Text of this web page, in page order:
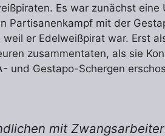
Es war zunächst
Partisanenkampf mit der
er Edelweißpirat war. Erst
zusammentaten, als sie
und Gestapo-Schergen
mit